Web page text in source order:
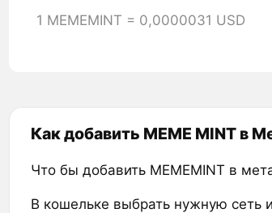
1 MEMEMINT = 0,0000031 USD
Как добавить MEME MINT в
Что бы добавить MEMEMINT в
В кошельке выбрать нужную сеть